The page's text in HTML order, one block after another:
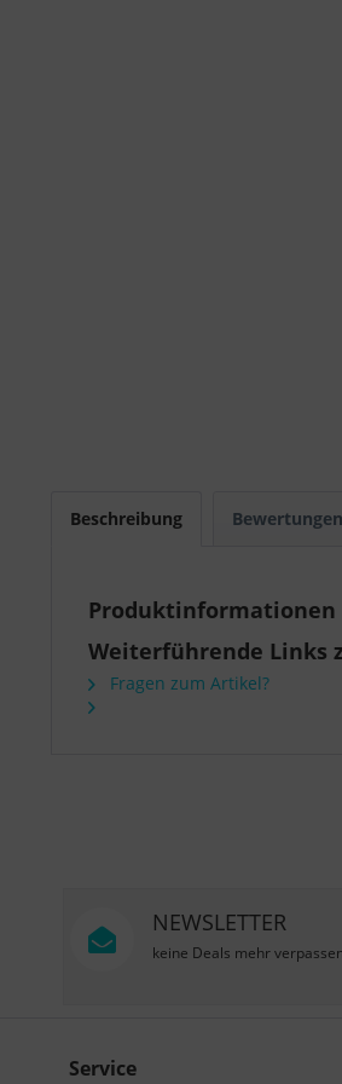
Beschreibung Bewertungen
Produktinformationen
Weiterführende Links
Fragen zum Artikel?
NEWSLETTER
keine Deals mehr
Service